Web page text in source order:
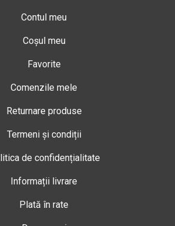
Contul meu
Coșul meu
Favorite
Comenzile mele
Returnare produse
Termeni și condiții
de confidențialitate
Informații livrare
Plată în rate